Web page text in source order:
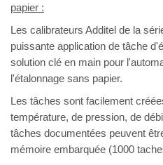
papier :
Les calibrateurs Additel de la
puissante application de tâche
solution clé en main pour
l'étalonnage sans papier.
Les tâches sont facilement
température, de pression, de
tâches documentées peuvent
mémoire embarquée (1000